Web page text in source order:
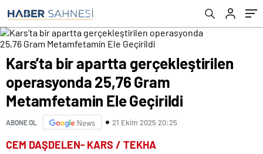
Kars’ta bir apartta gerçekleştirilen
operasyonda 25,76 Gram
Metamfetamin Ele Geçirildi
ABONE OL News 21 Ekim 2025 20:25
CEM DAŞDELEN- KARS / TEKHA